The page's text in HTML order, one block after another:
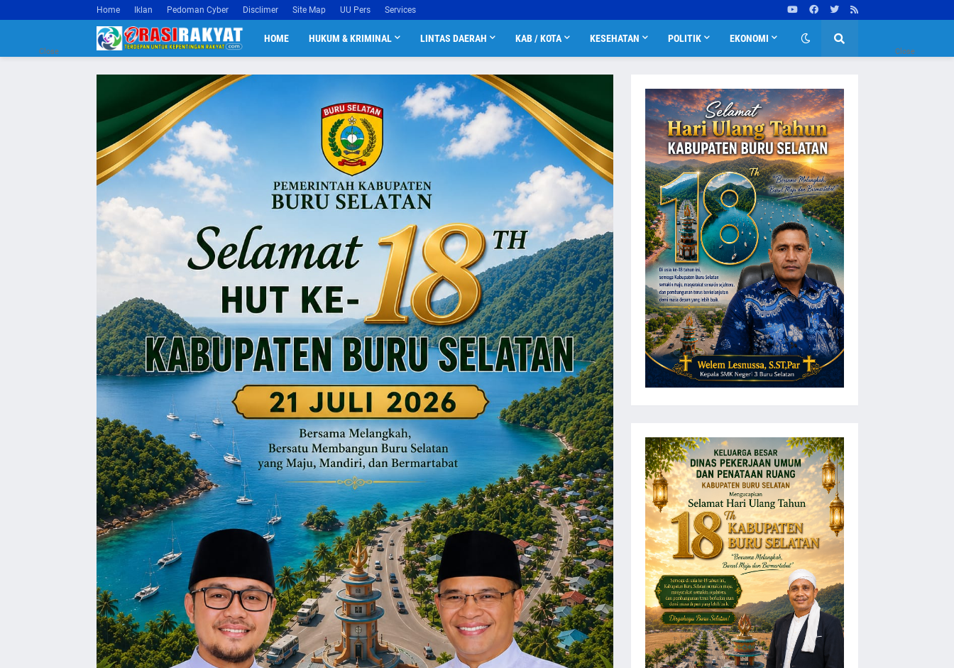
Close Close
Home Iklan Pedoman Cyber Disclimer Site Map UU Pers Services
HOME HUKUM & KRIMINAL LINTAS DAERAH KAB / KOTA KESEHATAN POLITIK EKONOMI